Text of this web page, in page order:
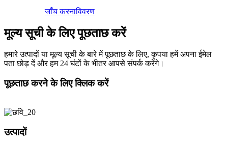
जाँच करनाविवरण
मूल्य सूची के लिए पूछताछ करें
हमारे उत्पादों या मूल्य सूची के बारे में पूछताछ के लिए, कृपया हमें अपना ईमेल
पता छोड़ दें और हम 24 घंटों के भीतर आपसे संपर्क करेंगे।
पूछताछ करने के लिए क्लिक करें
उत्पादों